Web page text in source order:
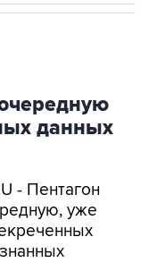
данных
- Пентагон